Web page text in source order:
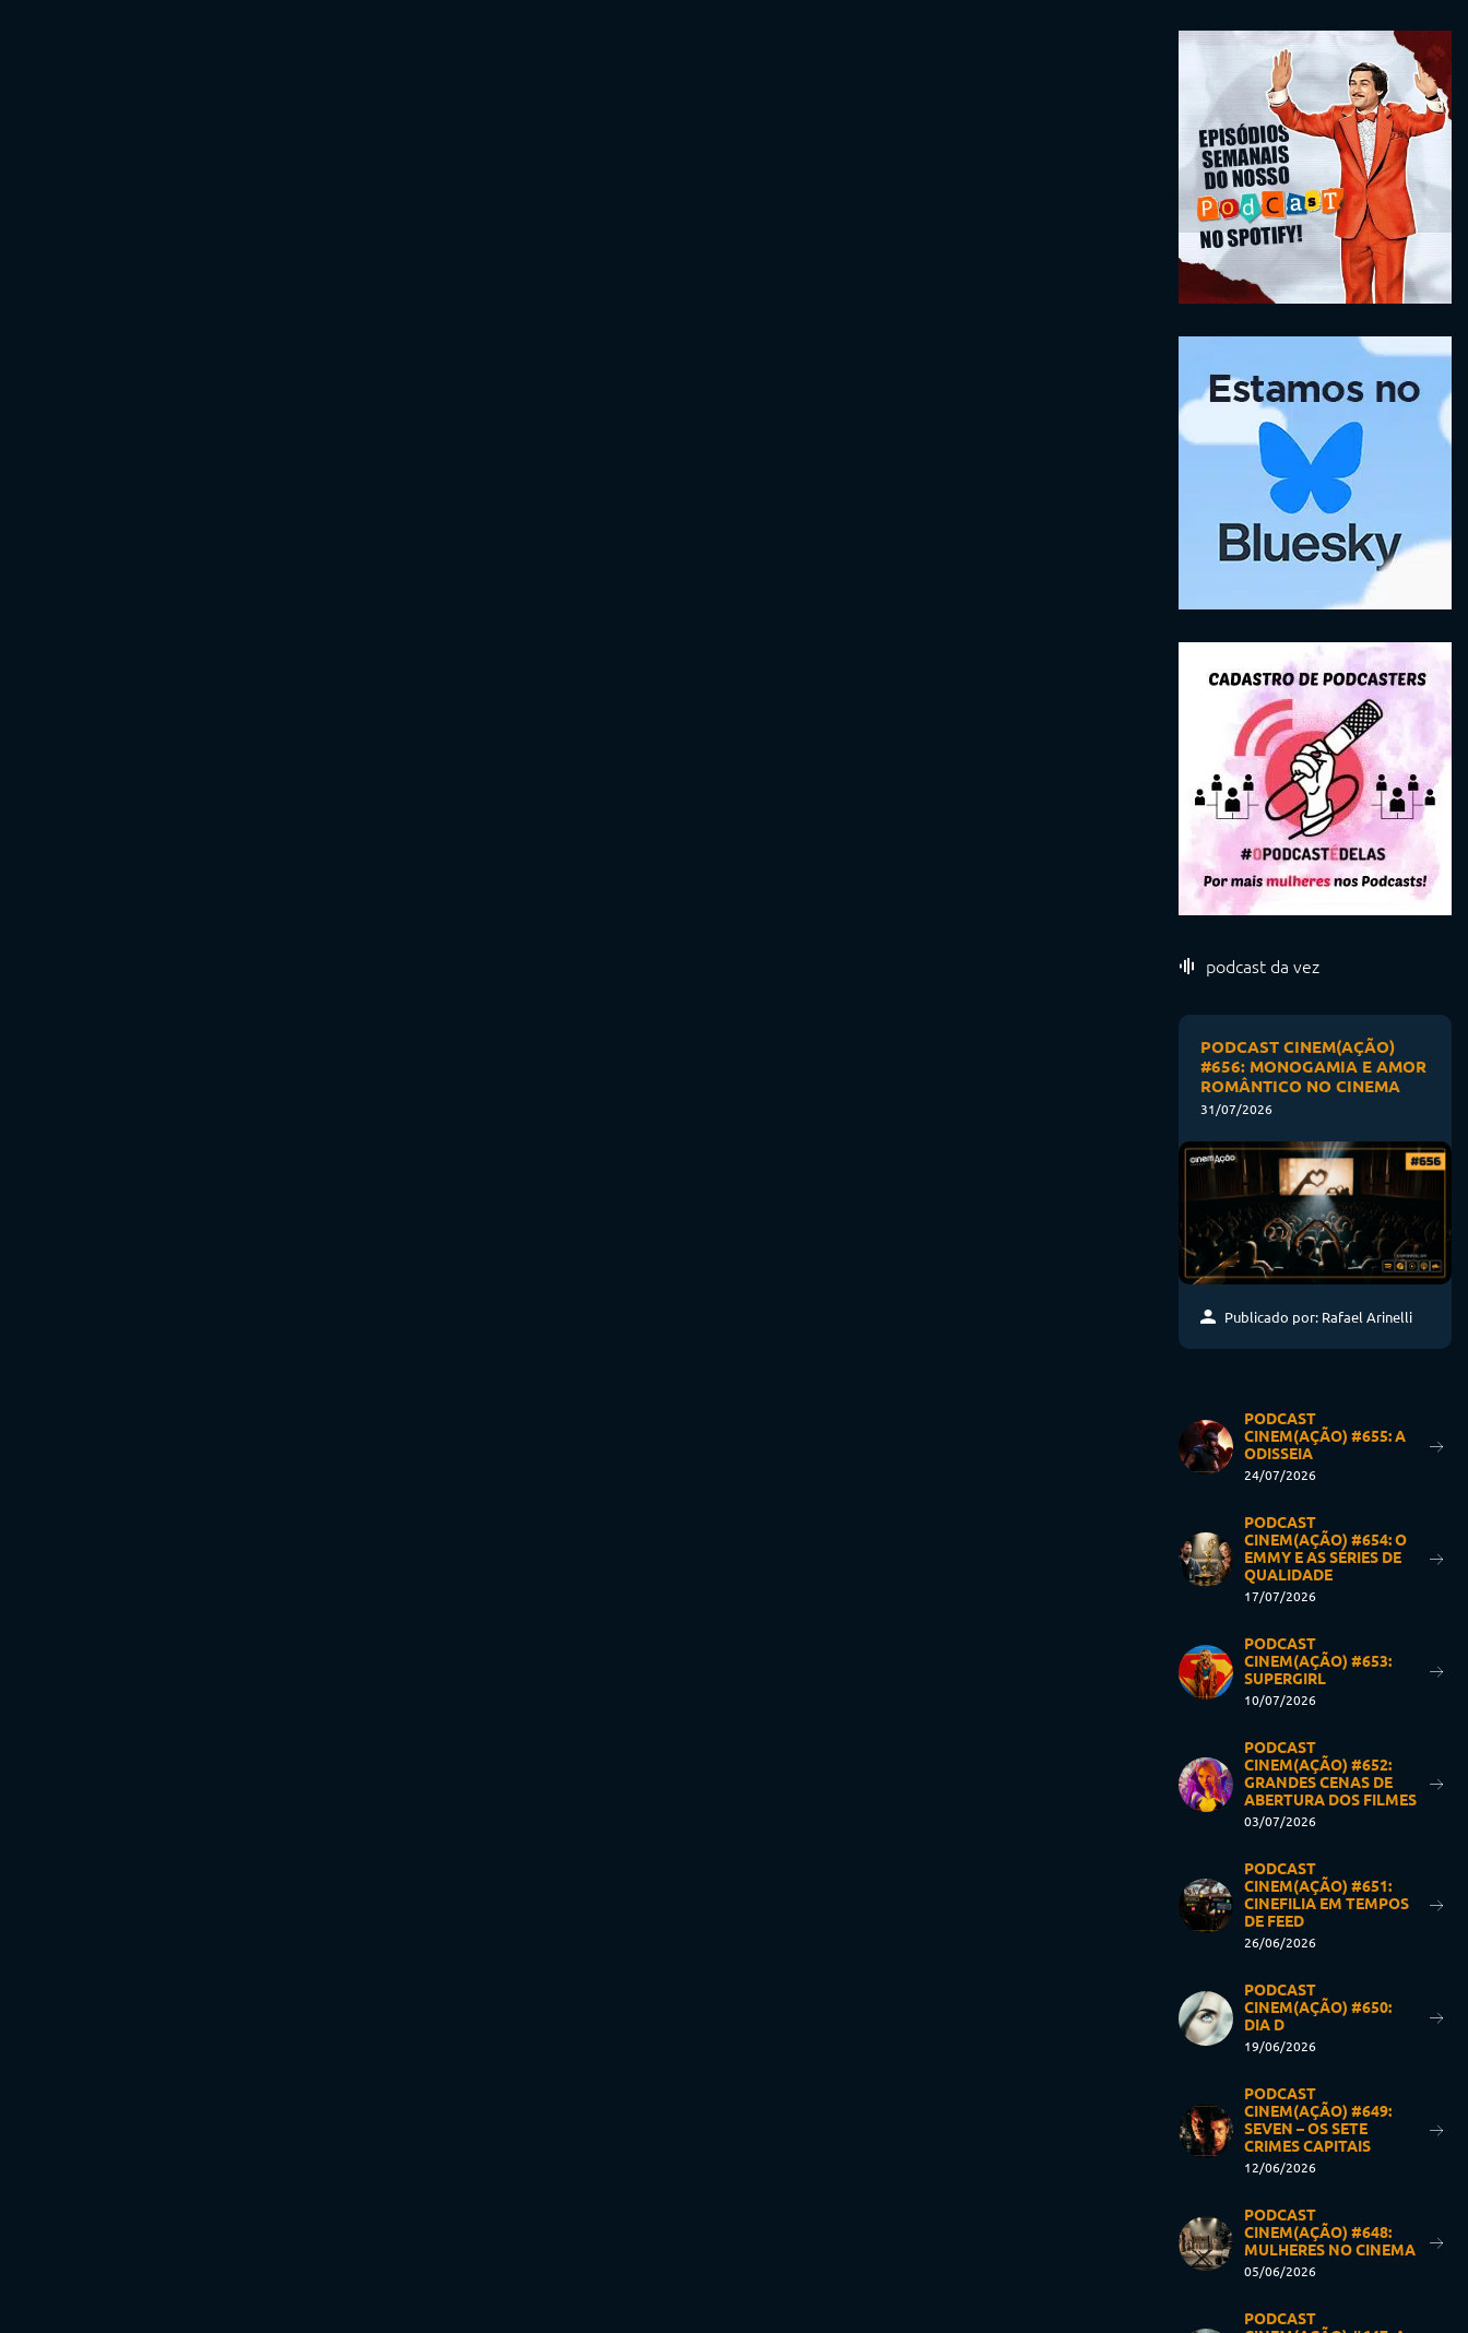
podcast da vez
PODCAST CINEM(AÇÃO)
#656: MONOGAMIA E AMOR
ROMÂNTICO NO CINEMA
31/07/2026
Publicado por: Rafael Arinelli
PODCAST
CINEM(AÇÃO) #655: A
ODISSEIA
24/07/2026
PODCAST
CINEM(AÇÃO) #654: O
EMMY E AS SÉRIES DE
QUALIDADE
17/07/2026
PODCAST
CINEM(AÇÃO) #653:
SUPERGIRL
10/07/2026
PODCAST
CINEM(AÇÃO) #652:
GRANDES CENAS DE
ABERTURA DOS FILMES
03/07/2026
PODCAST
CINEM(AÇÃO) #651:
CINEFILIA EM TEMPOS
DE FEED
26/06/2026
PODCAST
CINEM(AÇÃO) #650:
DIA D
19/06/2026
PODCAST
CINEM(AÇÃO) #649:
SEVEN – OS SETE
CRIMES CAPITAIS
12/06/2026
PODCAST
CINEM(AÇÃO) #648:
MULHERES NO CINEMA
05/06/2026
PODCAST